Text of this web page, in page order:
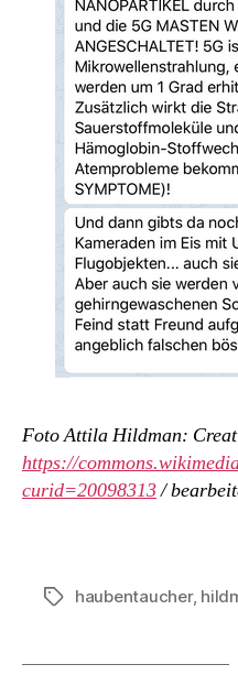
Foto Attila Hildman:
https://
curid=20098313/
Schlagwörter
haubentaucher,